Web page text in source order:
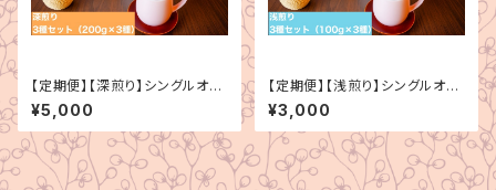
【定期便】【深煎り】シングルオリ
ジン 3種セット（200g×3種）
¥5,000
【定期便】【浅煎り】シングルオリ
ジン 3種セット（100g×3種）
¥3,000